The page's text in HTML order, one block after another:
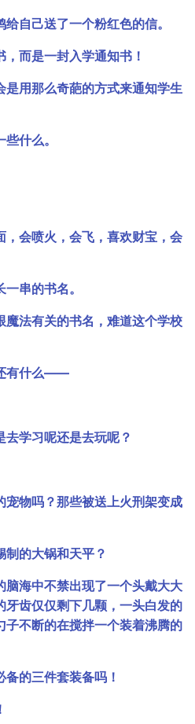
自己送了一个粉红色的信。
而是一封入学通知书！
是用那么奇葩的方式来通知学生
什么。
，会喷火，会飞，喜欢财宝，会
串的书名。
魔法有关的书名，难道这个学校
有什么――
学习呢还是去玩呢？
宠物吗？那些被送上火刑架变成
制的大锅和天平？
脑海中不禁出现了一个头戴大大
牙齿仅仅剩下几颗，一头白发的
子不断的在搅拌一个装着沸腾的
的三件套装备吗！